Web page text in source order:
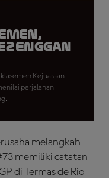
Enggan
Kejuaraan
perjalanan
melangkah
memiliki catatan
di Termas de Rio